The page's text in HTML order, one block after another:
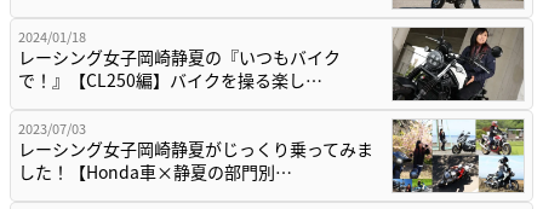
2024/01/18
レーシング女子岡崎静夏の『いつもバイク
で！』【CL250編】バイクを操る楽し…
2023/07/03
レーシング女子岡崎静夏がじっくり乗ってみま
した！【Honda車×静夏の部門別…